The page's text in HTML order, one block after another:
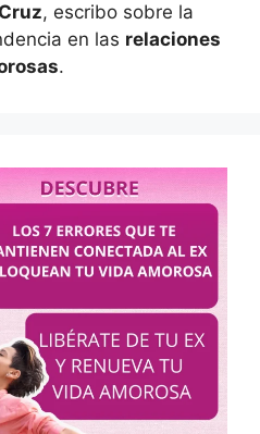
Cruz, escribo sobre la
en las relaciones
.